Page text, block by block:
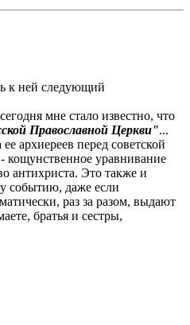
к ней следующий
мне стало известно, что
Православной Церкви"...
архиереев перед советской
кощунственное уравнивание
антихриста. Это также и
событию, даже если
раз за разом, выдают
братья и сестры,